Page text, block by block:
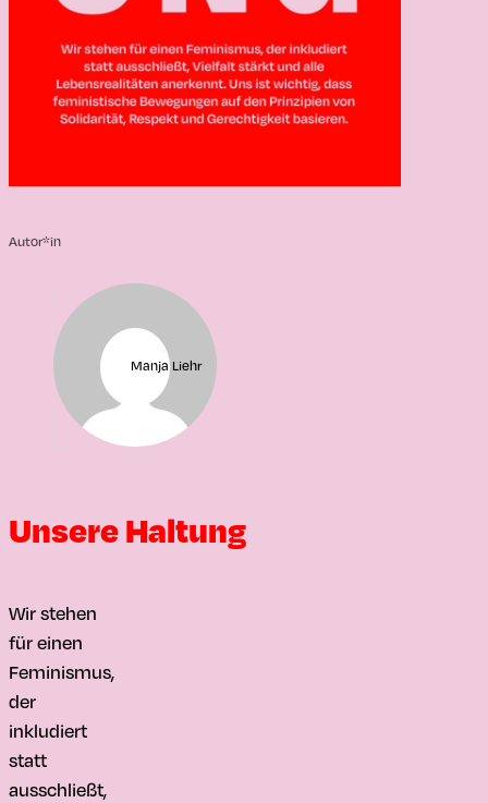
Autor*in
Manja Liehr
Unsere Haltung
Wir stehen
für einen
Feminismus,
der
inkludiert
statt
ausschließt,